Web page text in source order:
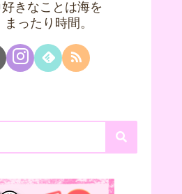
きなことは海を
ったり時間。